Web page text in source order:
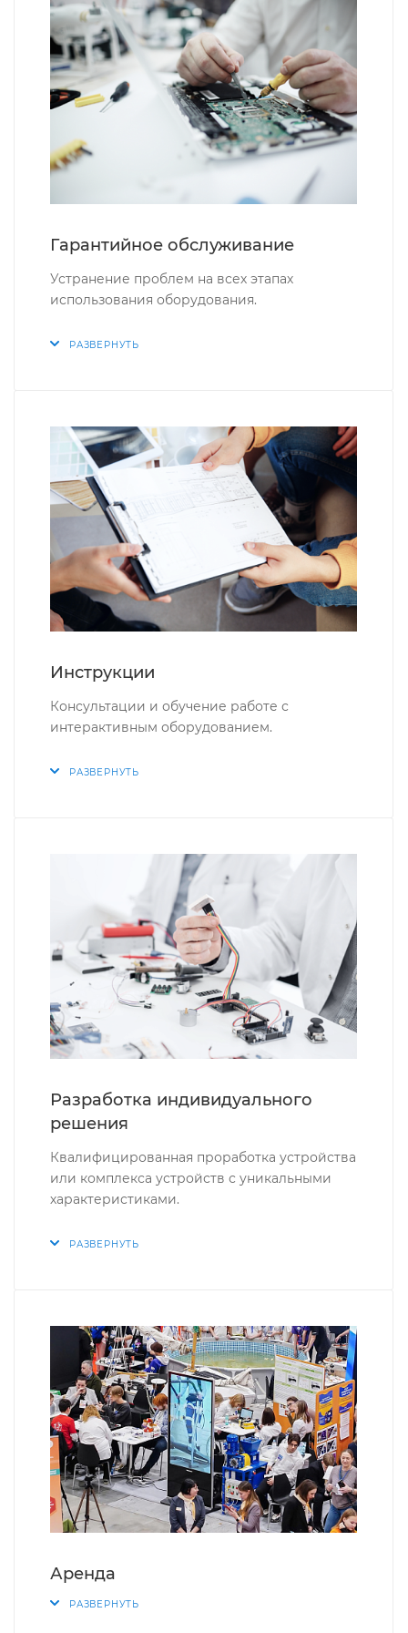
Гарантийное обслуживание
Устранение проблем на всех этапах
использования оборудования.
РАЗВЕРНУТЬ
Инструкции
Консультации и обучение работе с
интерактивным оборудованием.
РАЗВЕРНУТЬ
Разработка индивидуального
решения
Квалифицированная проработка устройства
или комплекса устройств с уникальными
характеристиками.
РАЗВЕРНУТЬ
Аренда
РАЗВЕРНУТЬ